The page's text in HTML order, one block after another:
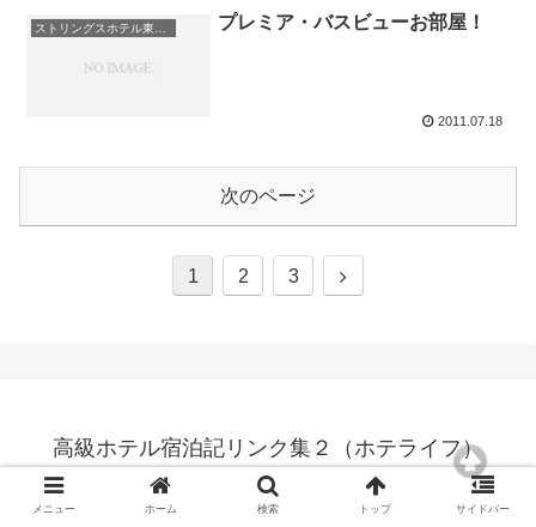
プレミア・バスビューお部屋！
2011.07.18
次のページ
1 2 3
高級ホテル宿泊記リンク集２（ホテライフ）
© 2010 高級ホテル宿泊記リンク集２（ホテライフ）.
メニュー ホーム 検索 トップ サイドバー